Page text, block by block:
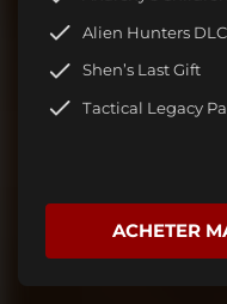
Alien Hunters
Shen’s Last Gift
Tactical Legacy
ACHETER